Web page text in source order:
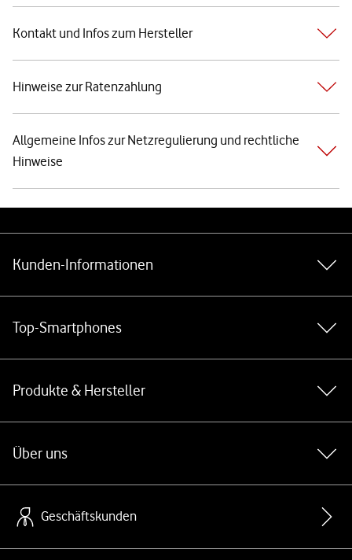
Kontakt und Infos zum Hersteller
Hinweise zur Ratenzahlung
Allgemeine Infos zur Netzregulierung und rechtliche
Hinweise
Kunden-Informationen
Top-Smartphones
Produkte & Hersteller
Über uns
Geschäftskunden